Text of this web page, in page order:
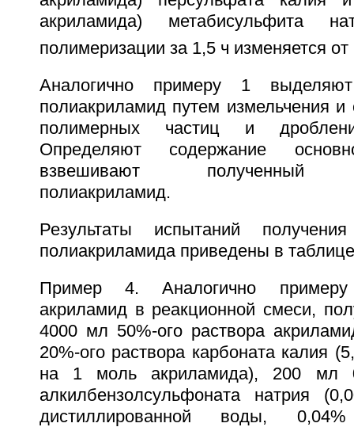
акриламида) метабисульфита
полимеризации за 1,5 ч изменяется
Аналогично примеру 1
полиакриламид путем измельчения и
полимерных частиц и
Определяют содержание
взвешивают полученный
полиакриламид.
Результаты испытаний получения
полиакриламида приведены в
Пример 4. Аналогично
акриламид в реакционной смеси,
4000 мл 50%-ого раствора
20%-ого раствора карбоната калия
на 1 моль акриламида), 200 мл
алкилбензолсульфоната натрия
дистиллированной воды,